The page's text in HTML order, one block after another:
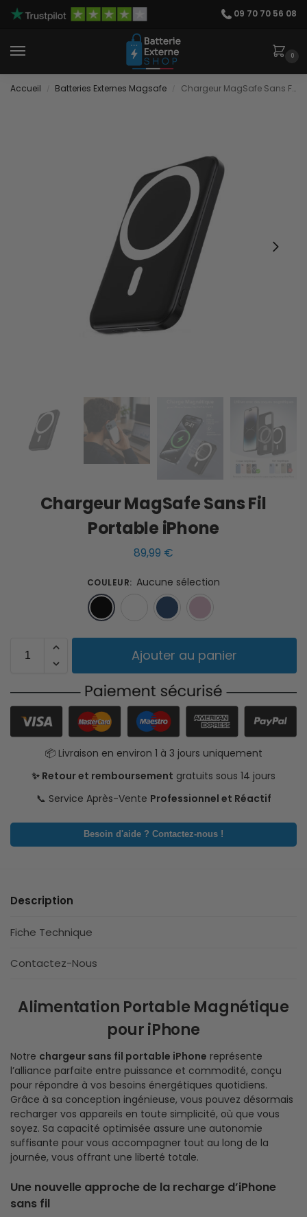
09 70 70 56 08
0
Accueil Batteries Externes Magsafe Chargeur MagSafe Sans Fil Portable iPhone
Chargeur MagSafe Sans Fil
Portable iPhone
89,99 €
COULEUR: Aucune sélection
Noir Blanc
Ajouter au panier
📦 Livraison en environ 1 à 3 jours uniquement
✨ Retour et remboursement gratuits sous 14 jours
📞 Service Après-Vente Professionnel et Réactif
Besoin d'aide ? Contactez-nous !
Description
Fiche Technique
Contactez-Nous
Alimentation Portable Magnétique
pour iPhone
Notre chargeur sans fil portable iPhone représente
l’alliance parfaite entre puissance et commodité, conçu
pour répondre à vos besoins énergétiques quotidiens.
Grâce à sa conception ingénieuse, vous pouvez désormais
recharger vos appareils en toute simplicité, où que vous
soyez. Sa capacité optimisée assure une autonomie
suffisante pour vous accompagner tout au long de la
journée, vous offrant une liberté totale.
Une nouvelle approche de la recharge d’iPhone
sans fil